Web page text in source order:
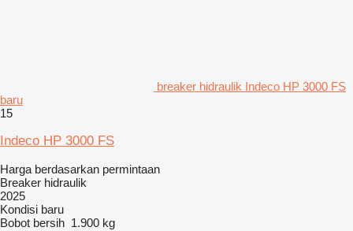
breaker hidraulik Indeco HP 3000 FS
baru
15
Indeco HP 3000 FS
Harga berdasarkan permintaan
Breaker hidraulik
2025
Kondisi baru
Bobot bersih 1.900 kg